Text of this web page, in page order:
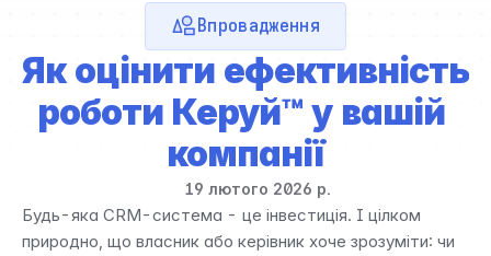
Впровадження
Як оцінити ефективність
роботи Керуй™ у вашій
компанії
19 лютого 2026 р.
Будь-яка CRM-система - це інвестиція. І цілком
природно, що власник або керівник хоче зрозуміти: чи